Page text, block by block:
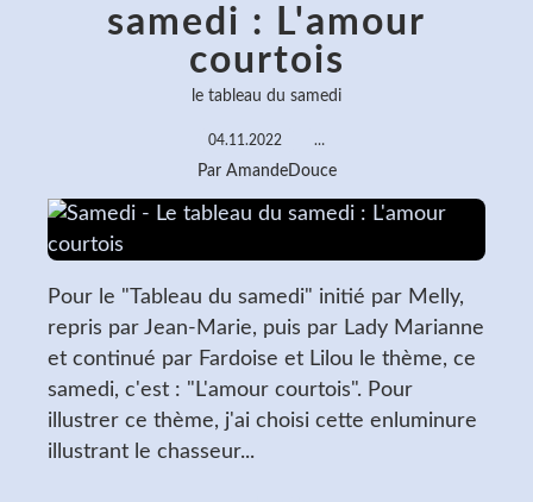
samedi : L'amour
courtois
le tableau du samedi
04.11.2022 …
Par AmandeDouce
Pour le "Tableau du samedi" initié par Melly,
repris par Jean-Marie, puis par Lady Marianne
et continué par Fardoise et Lilou le thème, ce
samedi, c'est : "L'amour courtois". Pour
illustrer ce thème, j'ai choisi cette enluminure
illustrant le chasseur...